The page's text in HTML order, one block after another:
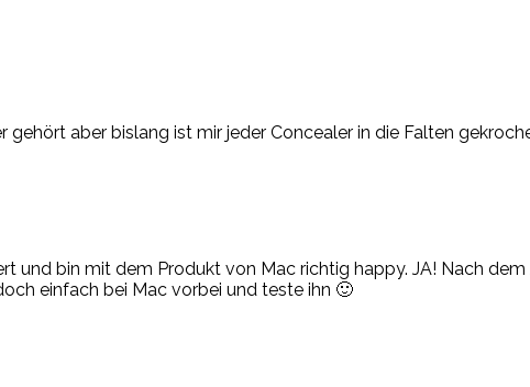
aber bislang ist mir jeder Concealer in die Falten
und bin mit dem Produkt von Mac richtig happy. JA! Nach
einfach bei Mac vorbei und teste ihn 🙂